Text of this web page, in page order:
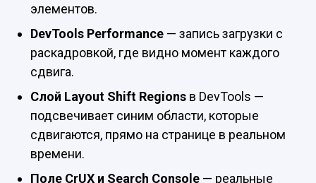
элементов.
DevTools Performance— запись загрузки с
раскадровкой, где видно момент каждого
сдвига.
Слой Layout Shift Regionsв DevTools —
подсвечивает синим области, которые
сдвигаются, прямо на странице в реальном
времени.
Поле CrUX и Search Console— реальные